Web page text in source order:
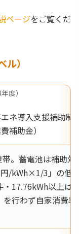
ページをご覧くだ
）
度）
ネ導入支援補助制
補助金）
。蓄電池は補助
/kWh×1/3」の低
17.76kWh以上は
行わず自家消費